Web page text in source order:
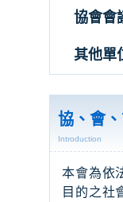
協會會
其他單
協、會
Introduction
本會為依
目的之社